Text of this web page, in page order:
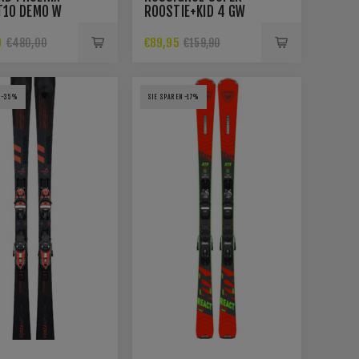
DEMO W
€480,00
ROOSTIE+KID 4 GW
€89,95 €159,90
-35% SIE SPAREN -17%